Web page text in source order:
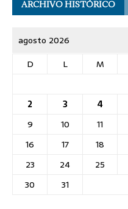
ARCHIVO HISTÓRICO
agosto 2026
D
L M
2
3 4
9
10 11
16
17 18
23
24 25
30
31